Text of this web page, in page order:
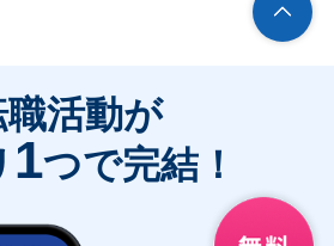
職活動が
1つで完結！